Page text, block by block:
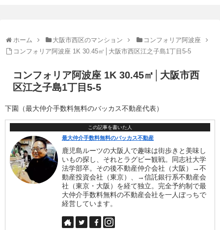
ホーム 大阪市西区のマンション
コンフォリア阿波座
コンフォリア阿波座 1K 30.45㎡│大阪市西区江之子島1丁目5-5
コンフォリア阿波座 1K 30.45㎡│大阪市西
区江之子島1丁目5-5
下園（最大仲介手数料無料のバッカス不動産代表）
この記事を書いた人
最大仲介手数料無料のバッカス不動産
鹿児島ルーツの大阪人で趣味は街歩きと美味し
いもの探し、それとラグビー観戦。同志社大学
法学部卒。その後不動産仲介会社（大阪）→不
動産投資会社（東京）、→信託銀行系不動産会
社（東京・大阪）を経て独立。完全予約制で最
大仲介手数料無料の不動産会社を一人ぼっちで
経営しています。